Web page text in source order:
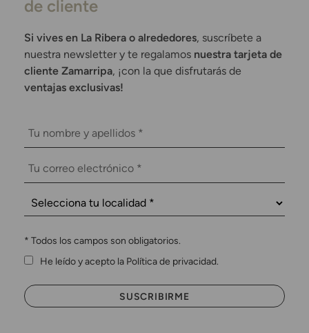
de cliente
Si vives en La Ribera o alrededores, suscríbete a
nuestra newsletter y te regalamos nuestra tarjeta de
cliente Zamarripa, ¡con la que disfrutarás de
ventajas exclusivas!
* Todos los campos son obligatorios.
He leído y acepto la Política de privacidad.